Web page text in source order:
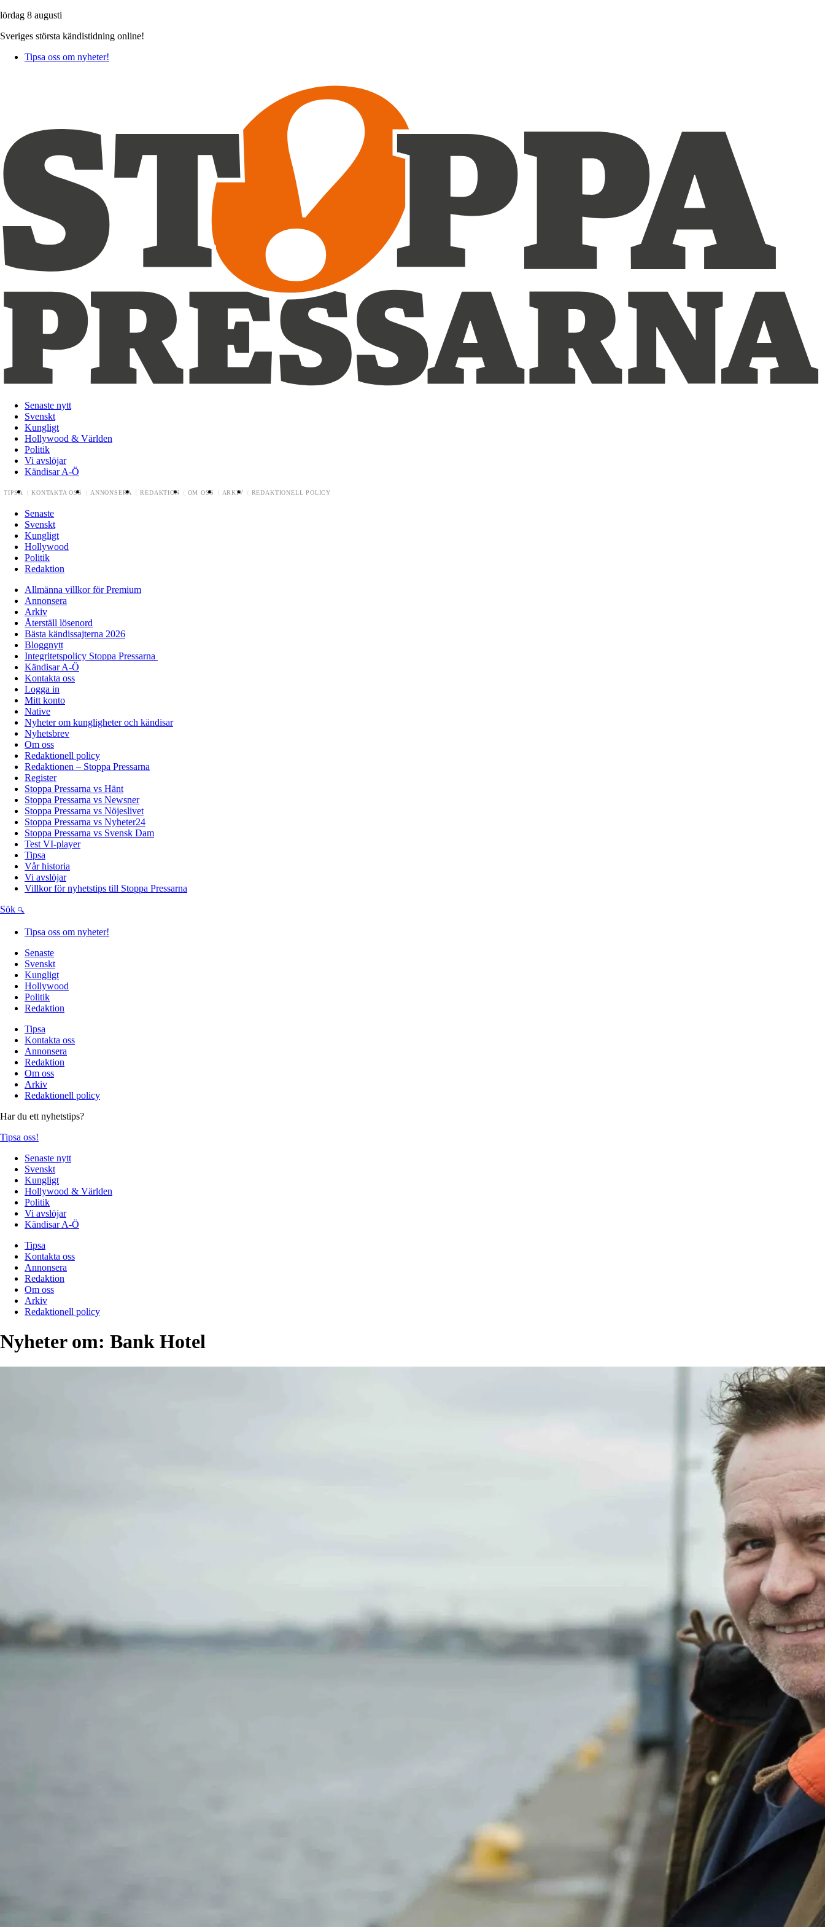
lördag 8 augusti
Sveriges största kändistidning online!
Tipsa oss om nyheter!
Senaste nytt
Svenskt
Kungligt
Hollywood & Världen
Politik
Vi avslöjar
Kändisar A-Ö
TIPSA KONTAKTA OSS ANNONSERA REDAKTION OM OSS ARKIV REDAKTIONELL POLICY
Senaste
Svenskt
Kungligt
Hollywood
Politik
Redaktion
Allmänna villkor för Premium
Annonsera
Arkiv
Återställ lösenord
Bästa kändissajterna 2026
Bloggnytt
Integritetspolicy Stoppa Pressarna
Kändisar A-Ö
Kontakta oss
Logga in
Mitt konto
Native
Nyheter om kungligheter och kändisar
Nyhetsbrev
Om oss
Redaktionell policy
Redaktionen – Stoppa Pressarna
Register
Stoppa Pressarna vs Hänt
Stoppa Pressarna vs Newsner
Stoppa Pressarna vs Nöjeslivet
Stoppa Pressarna vs Nyheter24
Stoppa Pressarna vs Svensk Dam
Test VI-player
Tipsa
Vår historia
Vi avslöjar
Villkor för nyhetstips till Stoppa Pressarna
Sök
Tipsa oss om nyheter!
Senaste
Svenskt
Kungligt
Hollywood
Politik
Redaktion
Tipsa
Kontakta oss
Annonsera
Redaktion
Om oss
Arkiv
Redaktionell policy
Har du ett nyhetstips?
Tipsa oss!
Senaste nytt
Svenskt
Kungligt
Hollywood & Världen
Politik
Vi avslöjar
Kändisar A-Ö
Tipsa
Kontakta oss
Annonsera
Redaktion
Om oss
Arkiv
Redaktionell policy
Nyheter om: Bank Hotel